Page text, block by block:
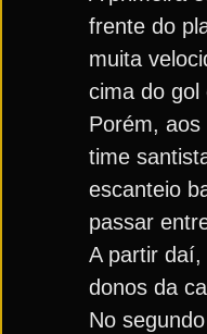
frente do
muita
cima do gol
Porém,
time
escanteio
passar
A partir daí,
donos da
No